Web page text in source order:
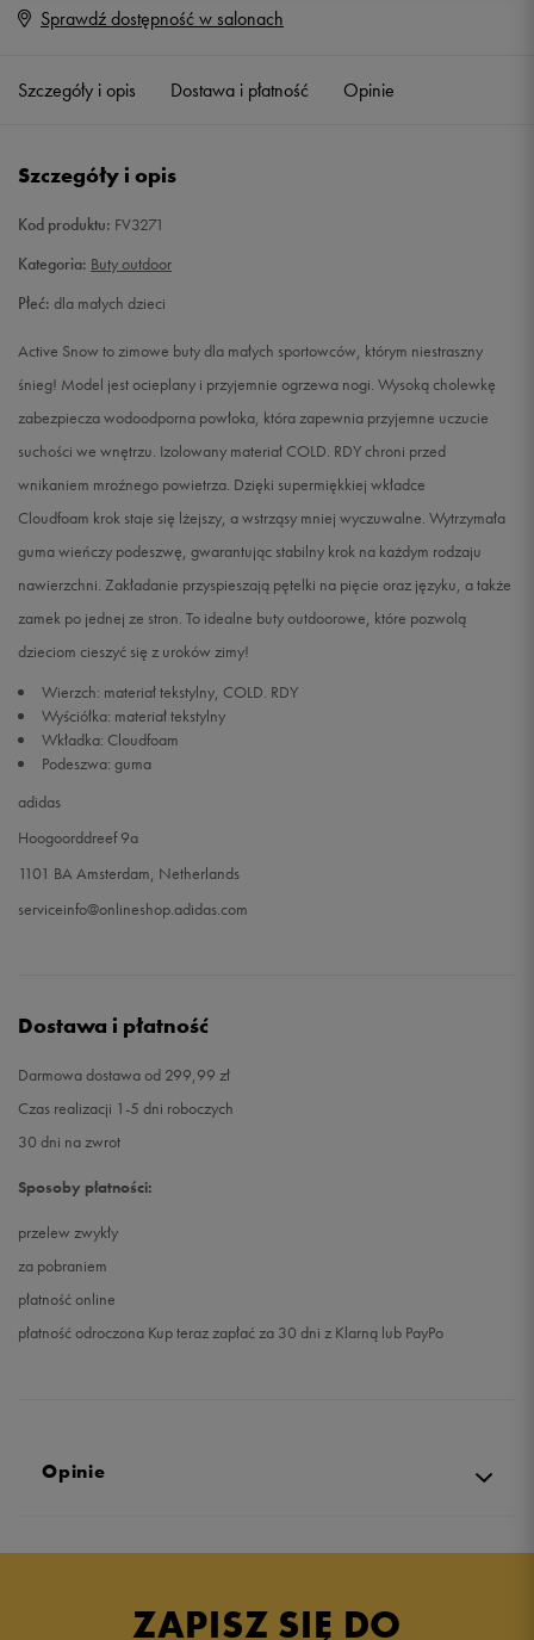
Rozmiary EU
31 18,7 cm
33 20 cm Powiadom o dostępności
34 20,8 cm Powiadom o dostępności
Sprawdź dostępność w salonach
Szczegóły i opis Dostawa i płatność Opinie
Szczegóły i opis
Kod produktu: FV3271
Kategoria: Buty outdoor
Płeć: dla małych dzieci
Active Snow to zimowe buty dla małych sportowców, którym niestraszny
śnieg! Model jest ocieplany i przyjemnie ogrzewa nogi. Wysoką cholewkę
zabezpiecza wodoodporna powłoka, która zapewnia przyjemne uczucie
suchości we wnętrzu. Izolowany materiał COLD. RDY chroni przed
wnikaniem mroźnego powietrza. Dzięki supermiękkiej wkładce
Cloudfoam krok staje się lżejszy, a wstrząsy mniej wyczuwalne. Wytrzymała
guma wieńczy podeszwę, gwarantując stabilny krok na każdym rodzaju
nawierzchni. Zakładanie przyspieszają pętelki na pięcie oraz języku, a także
zamek po jednej ze stron. To idealne buty outdoorowe, które pozwolą
dzieciom cieszyć się z uroków zimy!
Wierzch: materiał tekstylny, COLD. RDY
Wyściółka: materiał tekstylny
Wkładka: Cloudfoam
Podeszwa: guma
adidas
Hoogoorddreef 9a
1101 BA Amsterdam, Netherlands
serviceinfo@onlineshop.adidas.com
Dostawa i płatność
Darmowa dostawa od 299,99 zł
Czas realizacji 1-5 dni roboczych
30 dni na zwrot
Sposoby płatności:
przelew zwykły
za pobraniem
płatność online
płatność odroczona Kup teraz zapłać za 30 dni z Klarną lub PayPo
Opinie
ZAPISZ SIĘ DO